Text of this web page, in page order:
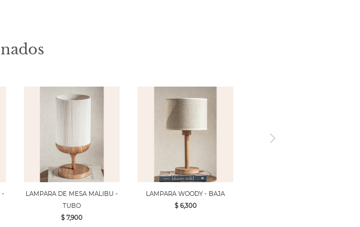
-
LAMPARA DE MESA MALIBU -
TUBO
$ 7,900
LAMPARA WOODY - BAJA
$ 6,300